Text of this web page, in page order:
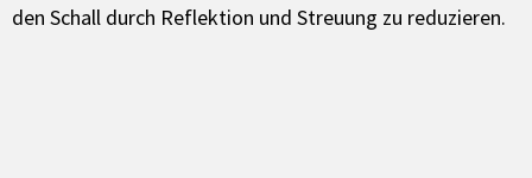
den Schall durch Reflektion und Streuung zu reduzieren.